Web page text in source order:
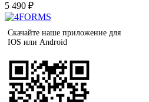
5 490 ₽
Скачайте наше приложение для
IOS или Android